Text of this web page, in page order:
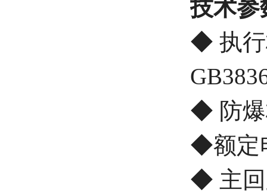
技术参
◆ 执行
◆ 防爆
◆额定
◆ 主回